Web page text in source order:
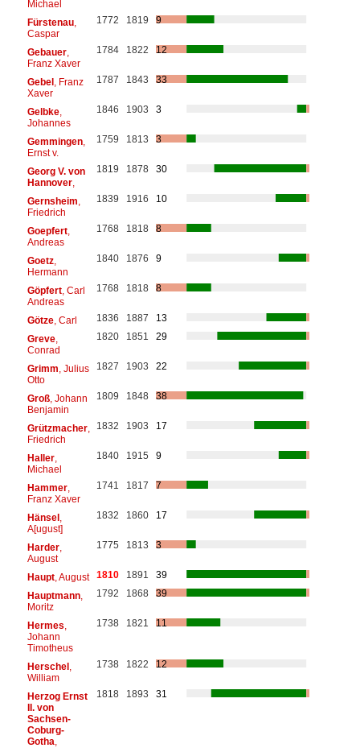
Michael
Fürstenau,
Caspar
1772 1819 9
Gebauer,
Franz Xaver
1784 1822 12
Gebel, Franz
Xaver
1787 1843 33
Gelbke,
Johannes
1846 1903 3
Gemmingen,
Ernst v.
1759 1813 3
Georg V. von
Hannover,
1819 1878 30
Gernsheim
Friedrich
1839 1916 10
Goepfert,
Andreas
1768 1818 8
Goetz,
Hermann
1840 1876 9
Göpfert, Carl
Andreas
1768 1818 8
Götze, Carl 1836 1887
13
Greve,
Conrad
1820 1851 29
Grimm , Julius
Otto
1827 1903 22
Groß, Johann
Benjamin
1809 1848 38
Grützmacher,
Friedrich
1832 1903 17
Haller,
Michael
1840 1915 9
Hammer,
Franz Xaver
1741 1817 7
Hänsel,
A[ugust]
1832 1860 17
Harder,
August
1775 1813 3
Haupt, August 1810 1891
39
Hauptmann,
Moritz
1792 1868 39
Hermes
Johann
Timotheus
1738 1821 11
Herschel,
William
1738 1822 12
Herzog Ernst
II. von
Sachsen-
Coburg-
Gotha
1818 1893 31